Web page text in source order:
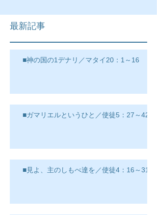
最新記事
■神の国の1デナリ／マタイ20：1～16
■ガマリエルというひと／使徒5：27～42
■見よ、主のしもべ達を／使徒4：16～31